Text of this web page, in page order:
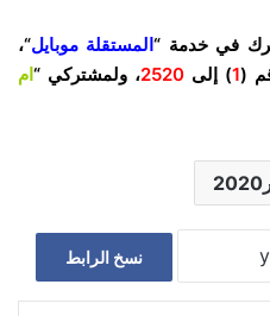
في خدمة “المستقلة موبايل“،
(
1) إلى 2520، ولمشتركي “ام
نسخ الرابط